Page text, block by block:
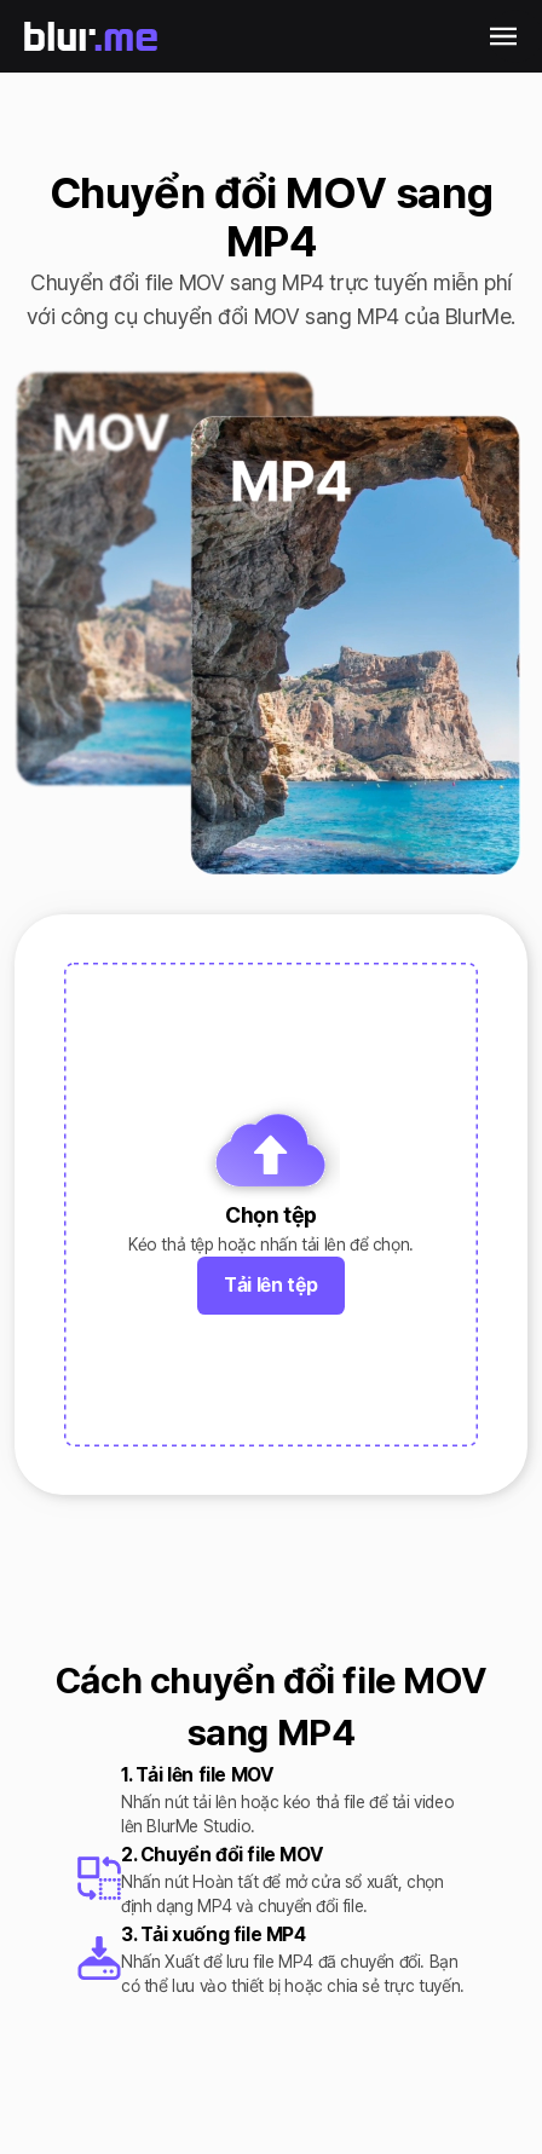
Chuyển đổi MOV sang
MP4
Chuyển đổi file MOV sang MP4 trực tuyến miễn phí
với công cụ chuyển đổi MOV sang MP4 của BlurMe.
Chọn tệp
Kéo thả tệp hoặc nhấn tải lên để chọn.
Tải lên tệp
Cách chuyển đổi file MOV
sang MP4
1. Tải lên file MOV
Nhấn nút tải lên hoặc kéo thả file để tải video
lên BlurMe Studio.
2. Chuyển đổi file MOV
Nhấn nút Hoàn tất để mở cửa sổ xuất, chọn
định dạng MP4 và chuyển đổi file.
3. Tải xuống file MP4
Nhấn Xuất để lưu file MP4 đã chuyển đổi. Bạn
có thể lưu vào thiết bị hoặc chia sẻ trực tuyến.